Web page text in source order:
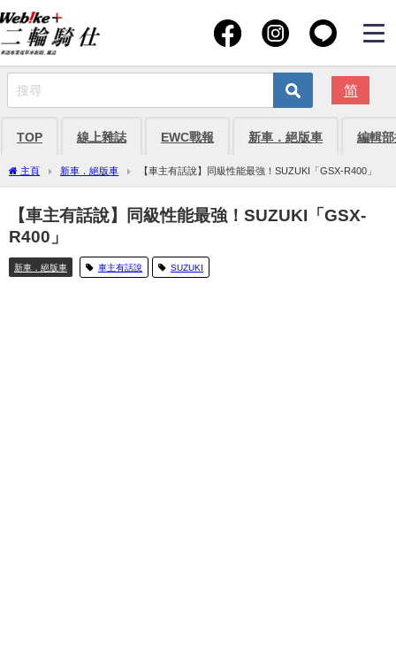
简
TOP 線上雜誌 EWC戰報 新車．絕版車 編輯
主頁 新車．絕版車 【車主有話說】同級性能最強！SUZUKI「GSX-R400」
【車主有話說】同級性能最強！SUZUKI「GSX-
R400」
新車．絕版車 車主有話說 SUZUKI